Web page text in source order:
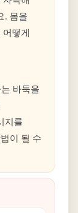
. 몸을
떻게
바둑을
지를
이 될 수